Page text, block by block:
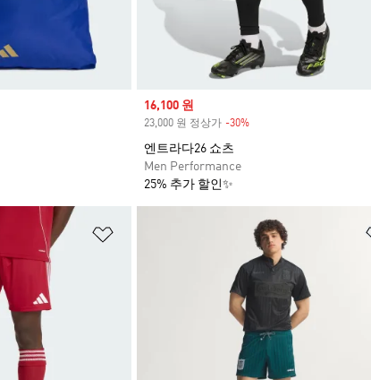
Sale price
16,100 원
23,000 원 정상가 -30%
엔트라다26 쇼츠
Men Performance
25% 추가 할인✨